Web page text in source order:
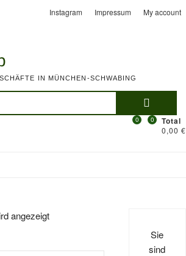
Instagram Impressum My account
IN MÜNCHEN-SCHWABING
Suchen
0 Total
0,00 €
0
angezeigt
Sie
sind